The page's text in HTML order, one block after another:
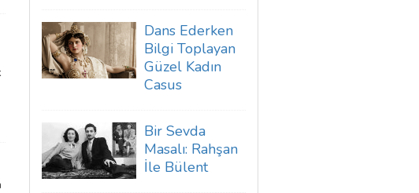
Dans Ederken
Bilgi Toplayan
Güzel Kadın
Casus
Bir Sevda
Masalı: Rahşan
İle Bülent